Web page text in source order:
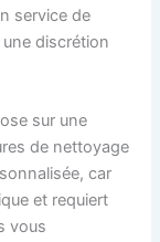
service de
discrétion
sur une
de nettoyage
car
et requiert
vous